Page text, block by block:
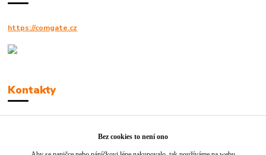
https://comgate.cz
Kontakty
Bez cookies to není ono